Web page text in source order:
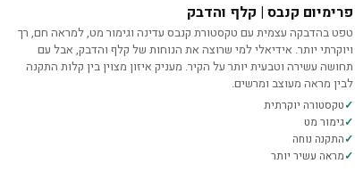
פרימיום קנבס | קלף והדבק
טפט בהדבקה עצמית עם טקסטורת קנבס עדינה וגימור מט, למראה חם, רך
ויוקרתי יותר. אידיאלי למי שרוצה את הנוחות של קלף והדבק, אבל עם
תחושה עשירה וטבעית יותר על הקיר. מעניק איזון מצוין בין קלות התקנה
לבין מראה מעוצב ומרשים.
טקסטורה יוקרתית
גימור מט
התקנה נוחה
מראה עשיר יותר